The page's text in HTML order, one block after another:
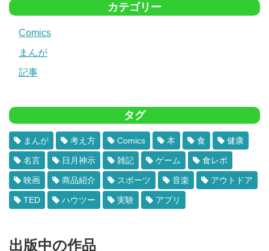
カテゴリー
Comics
まんが
記事
タグ
まんが 考え方 Comics 本 食 健康
名言 日月神示 雑記 ゲーム 食レポ
映画 商品紹介 スポーツ 音楽 アウトドア
TED ハウツー 実験 アプリ
出版中の作品